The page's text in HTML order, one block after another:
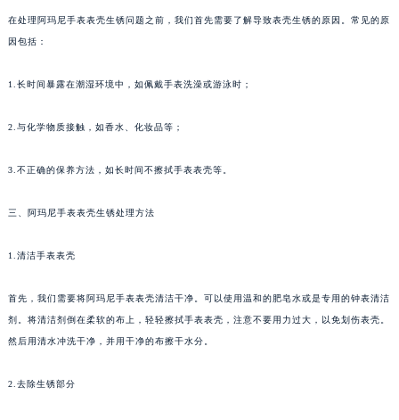
在处理阿玛尼手表表壳生锈问题之前，我们首先需要了解导致表壳生锈的原因。常见的原
因包括：
1.长时间暴露在潮湿环境中，如佩戴手表洗澡或游泳时；
2.与化学物质接触，如香水、化妆品等；
3.不正确的保养方法，如长时间不擦拭手表表壳等。
三、阿玛尼手表表壳生锈处理方法
1.清洁手表表壳
首先，我们需要将阿玛尼手表表壳清洁干净。可以使用温和的肥皂水或是专用的钟表清洁
剂。将清洁剂倒在柔软的布上，轻轻擦拭手表表壳，注意不要用力过大，以免划伤表壳。
然后用清水冲洗干净，并用干净的布擦干水分。
2.去除生锈部分